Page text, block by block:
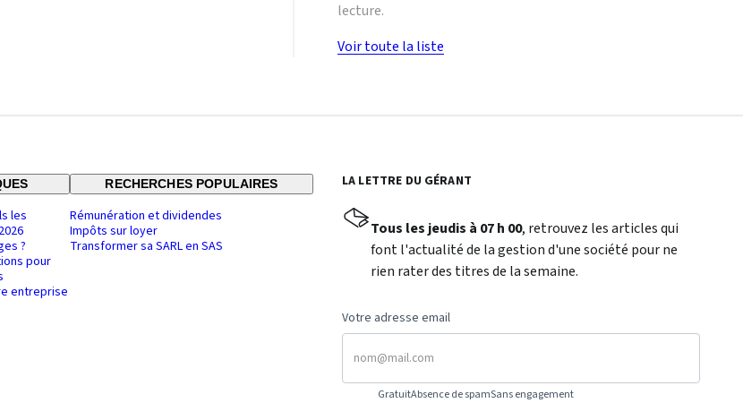
lecture.
Voir toute la liste
les
?
pour
entreprise
RECHERCHES POPULAIRES
Rémunération et dividendes
Impôts sur loyer
Transformer sa SARL en SAS
LA LETTRE DU GÉRANT
Tous les jeudis à 07 h 00, retrouvez les articles qui
font l'actualité de la gestion d'une société pour ne
rien rater des titres de la semaine.
Votre adresse email
GratuitAbsence de spamSans engagement